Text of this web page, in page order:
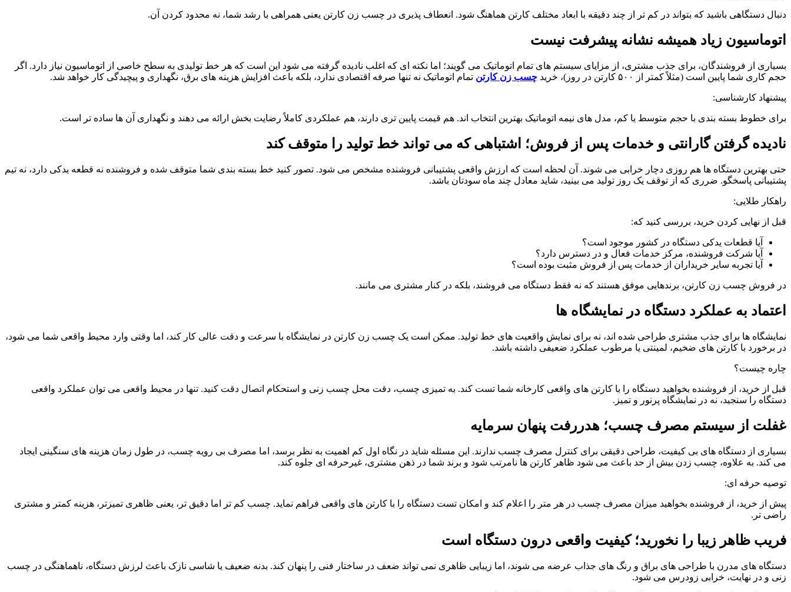
دنبال دستگاهی باشید که بتواند در کم تر از چند دقیقه با ابعاد مختلف کارتن هماهنگ شود. انعطاف پذیری در چسب زن کارتن یعنی همراهی با رشد شما، نه محدود کردن آن.
اتوماسیون زیاد همیشه نشانه پیشرفت نیست
بسیاری از فروشندگان، برای جذب مشتری، از مزایای سیستم های تمام اتوماتیک می گویند؛ اما نکته ای که اغلب نادیده گرفته می شود این است که هر خط تولیدی به سطح خاصی از اتوماسیون نیاز دارد. اگر
حجم کاری شما پایین است (مثلاً کمتر از ۵۰۰ کارتن در روز)، خرید
چسب زن کارتن تمام اتوماتیک نه تنها صرفه اقتصادی ندارد، بلکه باعث افزایش هزینه های برق، نگهداری و پیچیدگی کار خواهد شد.
پیشنهاد کارشناسی:
برای خطوط بسته بندی با حجم متوسط یا کم، مدل های نیمه اتوماتیک بهترین انتخاب اند. هم قیمت پایین تری دارند، هم عملکردی کاملاً رضایت بخش ارائه می دهند و نگهداری آن ها ساده تر است.
نادیده گرفتن گارانتی و خدمات پس از فروش؛ اشتباهی که می تواند خط تولید را متوقف کند
حتی بهترین دستگاه ها هم روزی دچار خرابی می شوند. آن لحظه است که ارزش واقعی پشتیبانی فروشنده مشخص می شود. تصور کنید خط بسته بندی شما متوقف شده و فروشنده نه قطعه یدکی دارد، نه تیم
پشتیبانی پاسخگو. ضرری که از توقف یک روز تولید می بینید، شاید معادل چند ماه سودتان باشد.
راهکار طلایی:
قبل از نهایی کردن خرید، بررسی کنید که:
آیا قطعات یدکی دستگاه در کشور موجود است؟
آیا شرکت فروشنده، مرکز خدمات فعال و در دسترس دارد؟
آیا تجربه سایر خریداران از خدمات پس از فروش مثبت بوده است؟
در فروش چسب زن کارتن، برندهایی موفق هستند که نه فقط دستگاه می فروشند، بلکه در کنار مشتری می مانند.
اعتماد به عملکرد دستگاه در نمایشگاه ها
نمایشگاه ها برای جذب مشتری طراحی شده اند، نه برای نمایش واقعیت های خط تولید. ممکن است یک چسب زن کارتن در نمایشگاه با سرعت و دقت عالی کار کند، اما وقتی وارد محیط واقعی شما می شود،
در برخورد با کارتن های ضخیم، لمینتی یا مرطوب عملکرد ضعیفی داشته باشد.
چاره چیست؟
قبل از خرید، از فروشنده بخواهید دستگاه را با کارتن های واقعی کارخانه شما تست کند. به تمیزی چسب، دقت محل چسب زنی و استحکام اتصال دقت کنید. تنها در محیط واقعی می توان عملکرد واقعی
دستگاه را سنجید، نه در نمایشگاه پرنور و تمیز.
غفلت از سیستم مصرف چسب؛ هدررفت پنهان سرمایه
بسیاری از دستگاه های بی کیفیت، طراحی دقیقی برای کنترل مصرف چسب ندارند. این مسئله شاید در نگاه اول کم اهمیت به نظر برسد، اما مصرف بی رویه چسب، در طول زمان هزینه های سنگینی ایجاد
می کند. به علاوه، چسب زدن بیش از حد باعث می شود ظاهر کارتن ها نامرتب شود و برند شما در ذهن مشتری، غیرحرفه ای جلوه کند.
توصیه حرفه ای:
پیش از خرید، از فروشنده بخواهید میزان مصرف چسب در هر متر را اعلام کند و امکان تست دستگاه را با کارتن های واقعی فراهم نماید. چسب کم تر اما دقیق تر، یعنی ظاهری تمیزتر، هزینه کمتر و مشتری
راضی تر.
فریب ظاهر زیبا را نخورید؛ کیفیت واقعی درون دستگاه است
دستگاه های مدرن با طراحی های براق و رنگ های جذاب عرضه می شوند، اما زیبایی ظاهری نمی تواند ضعف در ساختار فنی را پنهان کند. بدنه ضعیف یا شاسی نازک باعث لرزش دستگاه، ناهماهنگی در چسب
زنی و در نهایت، خرابی زودرس می شود.